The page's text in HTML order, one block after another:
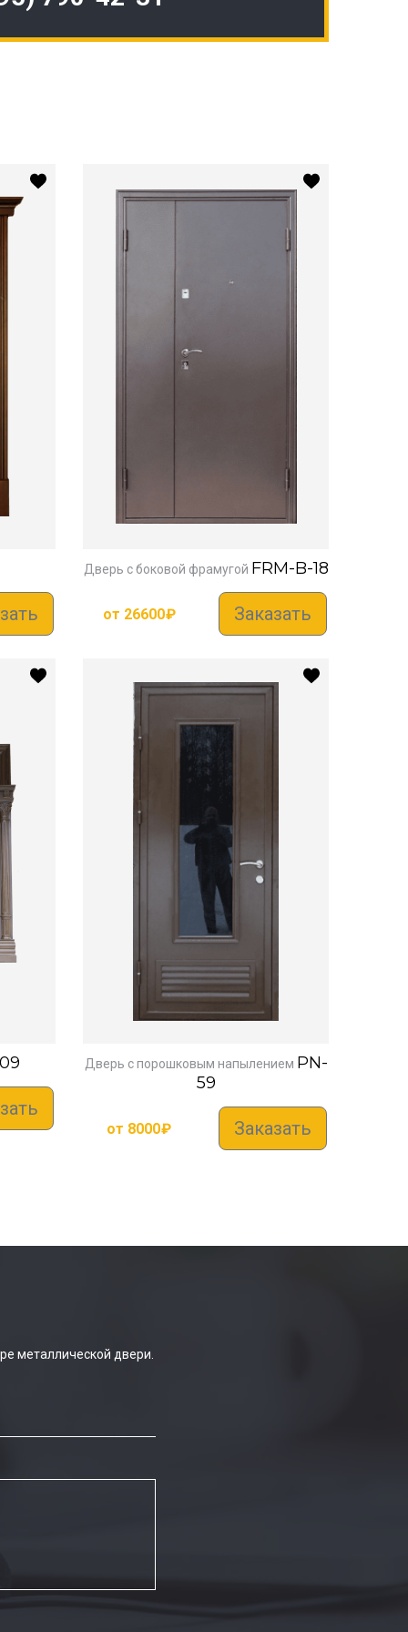
Дверь с боковой фрамугой FRM-B-18
от 26600₽ Заказать
Дверь с порошковым напылением PN-
59
от 8000₽ Заказать
металлической двери.